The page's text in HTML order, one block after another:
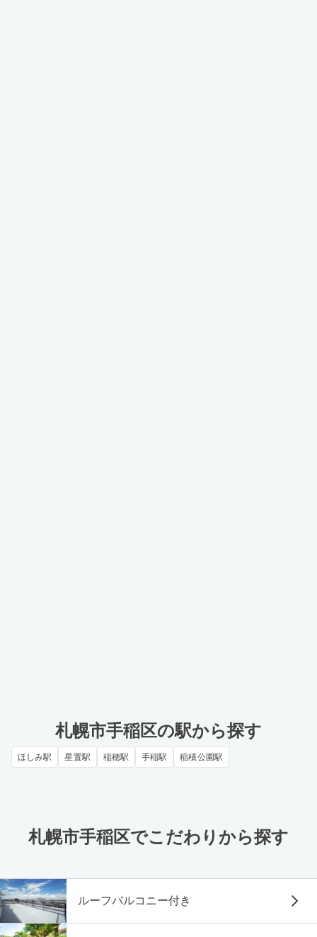
札幌市手稲区の駅から探す
ほしみ駅 星置駅 稲穂駅 手稲駅 稲積公園駅
札幌市手稲区でこだわりから探す
ルーフバルコニー付き